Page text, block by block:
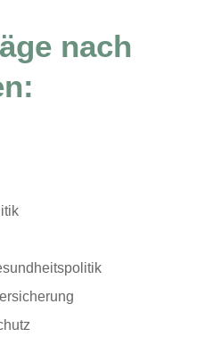
nach